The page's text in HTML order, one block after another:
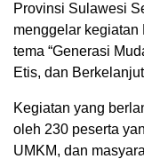
Provinsi Sulawesi
menggelar
tema “Generasi
Etis, dan
Kegiatan yang
oleh 230 peserta
UMKM, dan